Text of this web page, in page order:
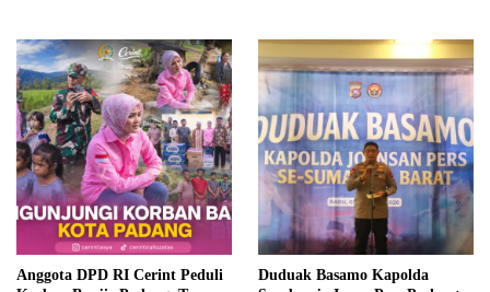
Anggota DPD RI Cerint Peduli
Duduak Basamo Kapolda